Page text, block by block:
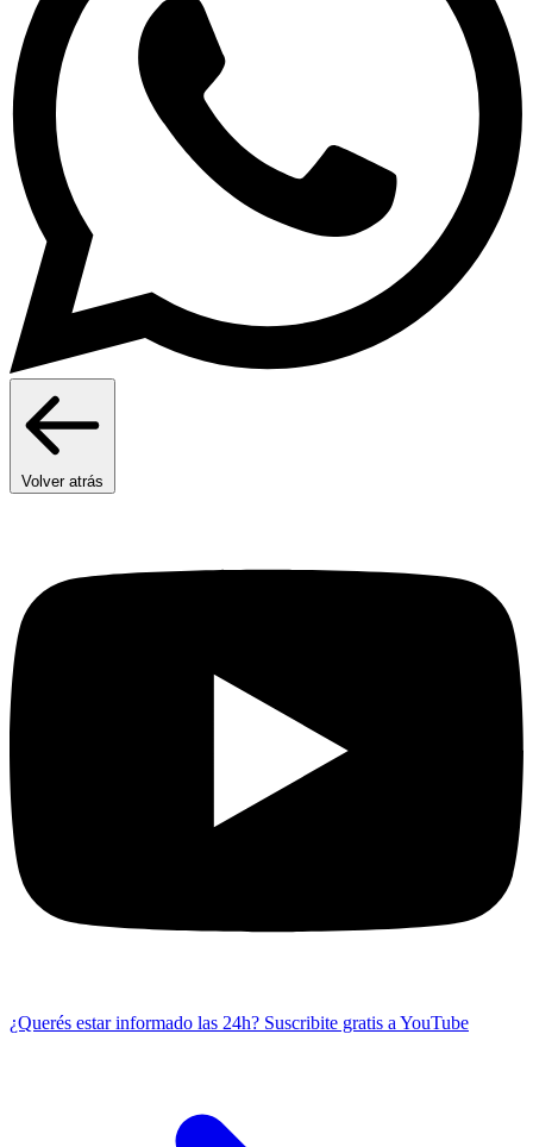
Volver atrás
¿Querés estar informado las 24h? Suscribite gratis a YouTube